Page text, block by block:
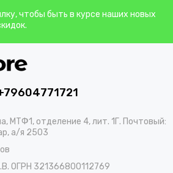
чтобы быть в курсе наших новых
МТФ1, отделение 4, лит. 1Г. Почтовый:
а/я 2503
ОГРН 321366800112769